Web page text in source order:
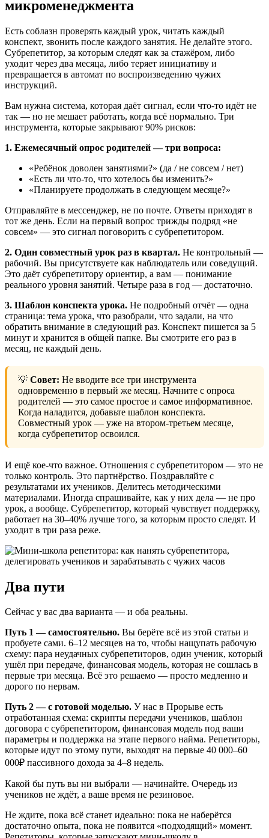
микроменеджмента
Есть соблазн проверять каждый урок, читать каждый
конспект, звонить после каждого занятия. Не делайте этого.
Субрепетитор, за которым следят как за стажёром, либо
уходит через два месяца, либо теряет инициативу и
превращается в автомат по воспроизведению чужих
инструкций.
Вам нужна система, которая даёт сигнал, если что-то идёт не
так — но не мешает работать, когда всё нормально. Три
инструмента, которые закрывают 90% рисков:
1. Ежемесячный опрос родителей — три вопроса:
«Ребёнок доволен занятиями?» (да / не совсем / нет)
«Есть ли что-то, что хотелось бы изменить?»
«Планируете продолжать в следующем месяце?»
Отправляйте в мессенджер, не по почте. Ответы приходят в
тот же день. Если на первый вопрос трижды подряд «не
совсем» — это сигнал поговорить с субрепетитором.
2. Один совместный урок раз в квартал. Не контрольный —
рабочий. Вы присутствуете как наблюдатель или соведущий.
Это даёт субрепетитору ориентир, а вам — понимание
реального уровня занятий. Четыре раза в год — достаточно.
3. Шаблон конспекта урока. Не подробный отчёт — одна
страница: тема урока, что разобрали, что задали, на что
обратить внимание в следующий раз. Конспект пишется за 5
минут и хранится в общей папке. Вы смотрите его раз в
месяц, не каждый день.
💡 Совет: Не вводите все три инструмента
одновременно в первый же месяц. Начните с опроса
родителей — это самое простое и самое информативное.
Когда наладится, добавьте шаблон конспекта.
Совместный урок — уже на втором-третьем месяце,
когда субрепетитор освоился.
И ещё кое-что важное. Отношения с субрепетитором — это не
только контроль. Это партнёрство. Поздравляйте с
результатами их учеников. Делитесь методическими
материалами. Иногда спрашивайте, как у них дела — не про
урок, а вообще. Субрепетитор, который чувствует поддержку,
работает на 30–40% лучше того, за которым просто следят. И
уходит в три раза реже.
Два пути
Сейчас у вас два варианта — и оба реальны.
Путь 1 — самостоятельно. Вы берёте всё из этой статьи и
пробуете сами. 6–12 месяцев на то, чтобы нащупать рабочую
схему: пара неудачных субрепетиторов, один ученик, который
ушёл при передаче, финансовая модель, которая не сошлась в
первые три месяца. Всё это решаемо — просто медленно и
дорого по нервам.
Путь 2 — с готовой моделью. У нас в Прорыве есть
отработанная схема: скрипты передачи учеников, шаблон
договора с субрепетитором, финансовая модель под ваши
параметры и поддержка на этапе первого найма. Репетиторы,
которые идут по этому пути, выходят на первые 40 000–60
000₽ пассивного дохода за 4–8 недель.
Какой бы путь вы ни выбрали — начинайте. Очередь из
учеников не ждёт, а ваше время не резиновое.
Не ждите, пока всё станет идеально: пока не наберётся
достаточно опыта, пока не появится «подходящий» момент.